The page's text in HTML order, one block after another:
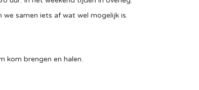
samen iets af wat wel mogelijk is.
kom brengen en halen.